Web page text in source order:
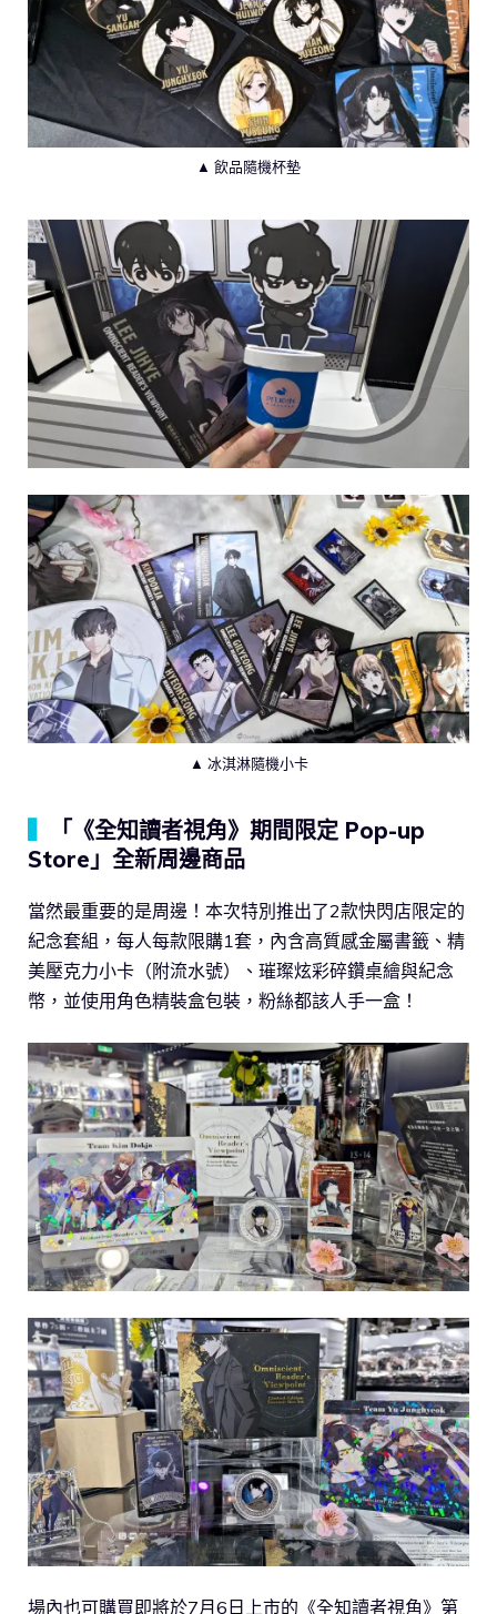
▲ 飲品隨機杯墊
▲ 冰淇淋隨機小卡
「《全知讀者視角》期間限定 Pop-up
Store」全新周邊商品
當然最重要的是周邊！本次特別推出了2款快閃店限定的
紀念套組，每人每款限購1套，內含高質感金屬書籤、精
美壓克力小卡（附流水號）、璀璨炫彩碎鑽桌繪與紀念
幣，並使用角色精裝盒包裝，粉絲都該人手一盒！
場內也可購買即將於7月6日上市的《全知讀者視角》第